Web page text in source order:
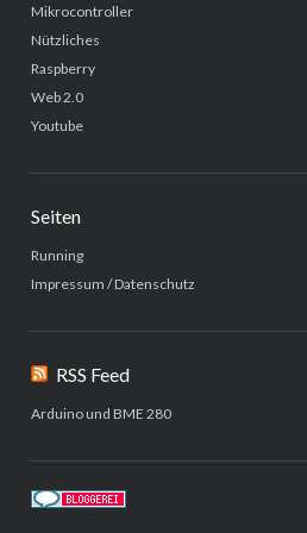
Mikrocontroller
Nützliches
Raspberry
Web 2.0
Youtube
Seiten
Running
Impressum / Datenschutz
RSS Feed
Arduino und BME 280